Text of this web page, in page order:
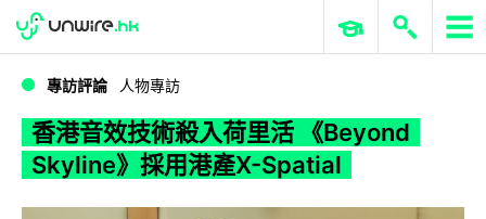
WWDC 2026 ERP 與商業 AI
專訪評論 人物專訪
香港音效技術殺入荷里活 《Beyond
Skyline》採用港產X-Spatial